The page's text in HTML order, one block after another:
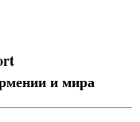
и мира